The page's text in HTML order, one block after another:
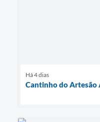
Há 4 dias
Cantinho do Artesão